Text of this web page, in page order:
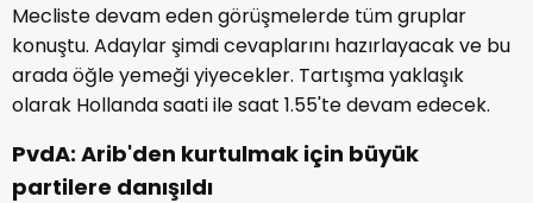
Mecliste devam eden görüşmelerde tüm gruplar
konuştu. Adaylar şimdi cevaplarını hazırlayacak ve bu
arada öğle yemeği yiyecekler. Tartışma yaklaşık
olarak Hollanda saati ile saat 1.55'te devam edecek.
PvdA: Arib'den kurtulmak için büyük
partilere danışıldı